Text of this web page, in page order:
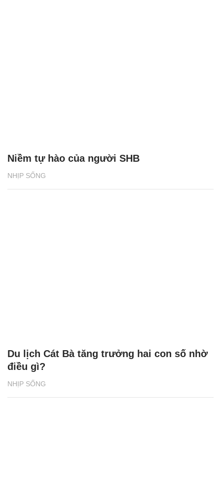
NHỊP SỐNG
Niềm tự hào của người SHB
NHỊP SỐNG
Du lịch Cát Bà tăng trưởng hai con số nhờ
điều gì?